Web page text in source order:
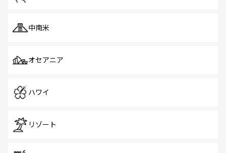
中南米
オセアニア
ハワイ
リゾート